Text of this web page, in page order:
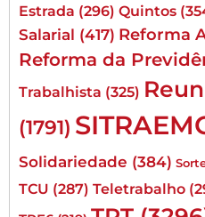
Estrada (296) Quintos
Salarial (417) Reforma
Reforma da
Trabalhista (325)
(1791)
Solidariedade (384)
TCU (287) Teletrabalho